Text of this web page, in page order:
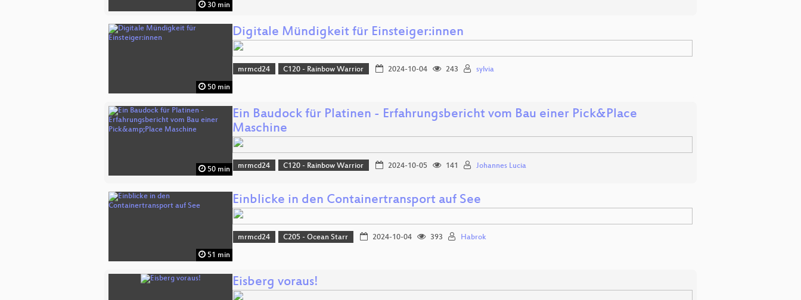
30 min
50 min
Digitale Mündigkeit für Einsteiger:innen
mrmcd24 C120 - Rainbow Warrior 2024-10-04 243 sylvia
50 min
Ein Baudock für Platinen - Erfahrungsbericht vom Bau einer Pick&Place
Maschine
mrmcd24 C120 - Rainbow Warrior 2024-10-05 141 Johannes Lucia
51 min
Einblicke in den Containertransport auf See
mrmcd24 C205 - Ocean Starr 2024-10-04 393 Habrok
Eisberg voraus!